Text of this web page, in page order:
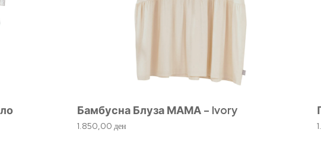
Бамбусна Блуза МАМА – Ivory
1.850,00ден